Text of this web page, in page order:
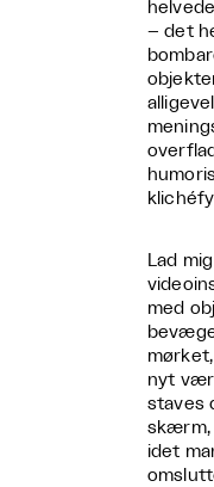
– det
Lad
med
nyt
staves
skærm,
idet